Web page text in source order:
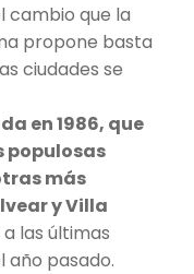
cambio que la
propone basta
ciudades se
en 1986, que
populosas
más
y Villa
las últimas
año pasado.